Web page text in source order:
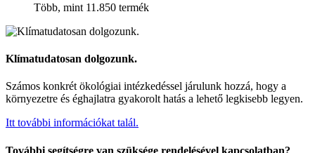
Több, mint 11.850 termék
Klímatudatosan dolgozunk.
Számos konkrét ökológiai intézkedéssel járulunk hozzá, hogy a
környezetre és éghajlatra gyakorolt hatás a lehető legkisebb legyen.
Itt további információkat talál.
További segítségre van szüksége rendelésével kapcsolatban?